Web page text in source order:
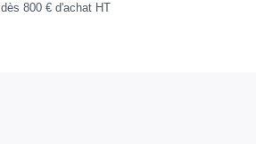
dès 800 € d'achat HT